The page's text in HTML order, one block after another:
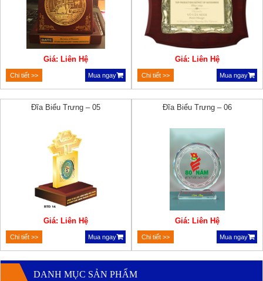
Giá: Liên Hệ
Chi tiết >> Mua ngay
Giá: Liên Hệ
Chi tiết >> Mua ngay
Đĩa Biểu Trưng – 05
Giá: Liên Hệ
Chi tiết >> Mua ngay
Đĩa Biểu Trưng – 06
Giá: Liên Hệ
Chi tiết >> Mua ngay
DANH MỤC SẢN PHẨM